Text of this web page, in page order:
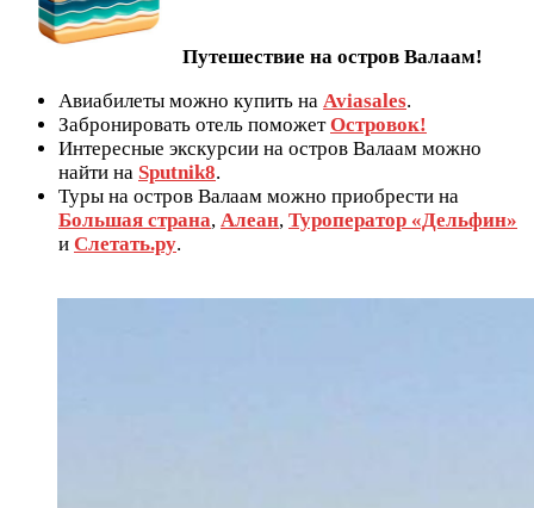
Путешествие на остров Валаам!
Авиабилеты можно купить на Aviasales.
Забронировать отель поможетОстровок!
Интересные экскурсии на остров Валаам можно
найти на Sputnik8.
Туры на остров Валаам можно приобрести на
Большая страна, Алеан, Туроператор «Дельфин»
и Слетать.ру.